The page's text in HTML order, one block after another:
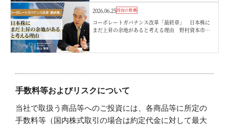
2026.06.25投資の教養
コーポレートガバナンス改革「最終章」 日本株に
まだ上昇の余地があると考える理由 野村資本市場
手数料等およびリスクについて
当社で取扱う商品等へのご投資には、各商品等に所定の
手数料等（国内株式取引の場合は約定代金に対して最大